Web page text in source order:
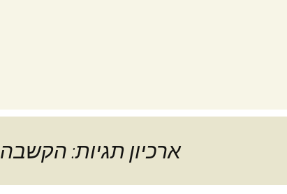
ארכיון תגיות: הקשבה